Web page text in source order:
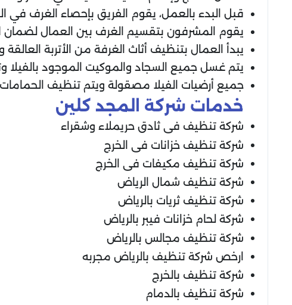
قبل البدء بالعمل، يقوم الفريق بإحصاء الغرف في
يقوم المشرفون بتقسيم الغرف بين العمال
يبدأ العمال بتنظيف أثاث الغرفة من الأتربة
يتم غسل جميع السجاد والموكيت الموجود بالفيلا
جميع أرضيات الفيلا مصقولة ويتم تنظيف
خدمات شركة المجد كلين
شركة تنظيف فى ثادق حريملاء وشقراء
شركة تنظيف خزانات فى الخرج
شركة تنظيف مكيفات فى الخرج
شركة تنظيف شمال الرياض
شركة تنظيف ثريات بالرياض
شركة لحام خزانات فيبر بالرياض
شركة تنظيف مجالس بالرياض
ارخص شركة تنظيف بالرياض مجربه
شركة تنظيف بالخرج
شركة تنظيف بالدمام